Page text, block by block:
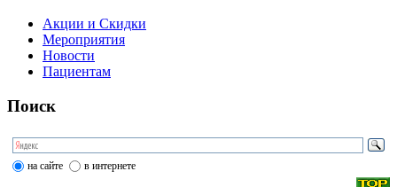
Акции и Скидки
Мероприятия
Новости
Пациентам
Поиск
на сайте в интернете